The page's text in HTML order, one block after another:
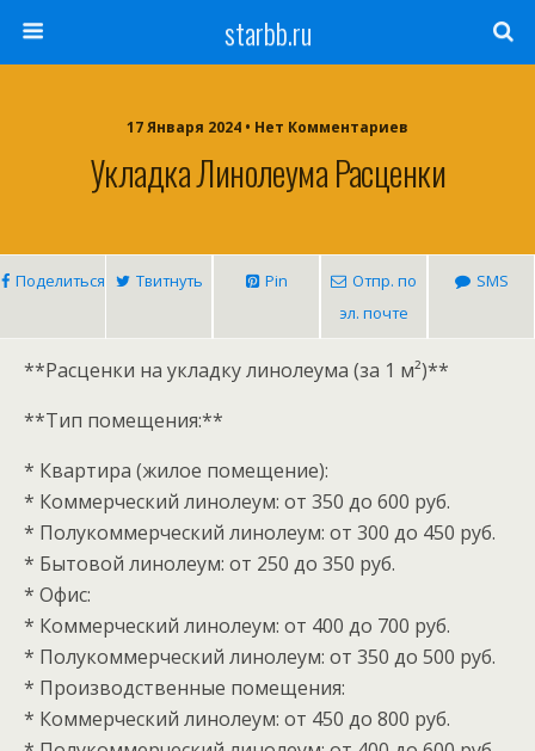
starbb.ru
17 Января 2024 • Нет Комментариев
Укладка Линолеума Расценки
Поделиться Твитнуть Pin
Отпр. по
эл. почте
SMS
**Расценки на укладку линолеума (за 1 м²)**
**Тип помещения:**
* Квартира (жилое помещение):
* Коммерческий линолеум: от 350 до 600 руб.
* Полукоммерческий линолеум: от 300 до 450 руб.
* Бытовой линолеум: от 250 до 350 руб.
* Офис:
* Коммерческий линолеум: от 400 до 700 руб.
* Полукоммерческий линолеум: от 350 до 500 руб.
* Производственные помещения:
* Коммерческий линолеум: от 450 до 800 руб.